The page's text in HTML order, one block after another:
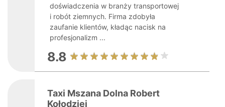
doświadczenia w branży transportowej
i robót ziemnych. Firma zdobyła
zaufanie klientów, kładąc nacisk na
profesjonalizm ...
8.8
Taxi Mszana Dolna Robert
Kołodziej